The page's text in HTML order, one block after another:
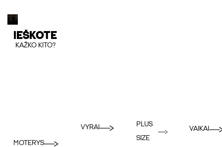
IEŠKOTE
KAŽKO KITO?
MOTERYS
VYRAI
PLUS
SIZE
VAIKAI